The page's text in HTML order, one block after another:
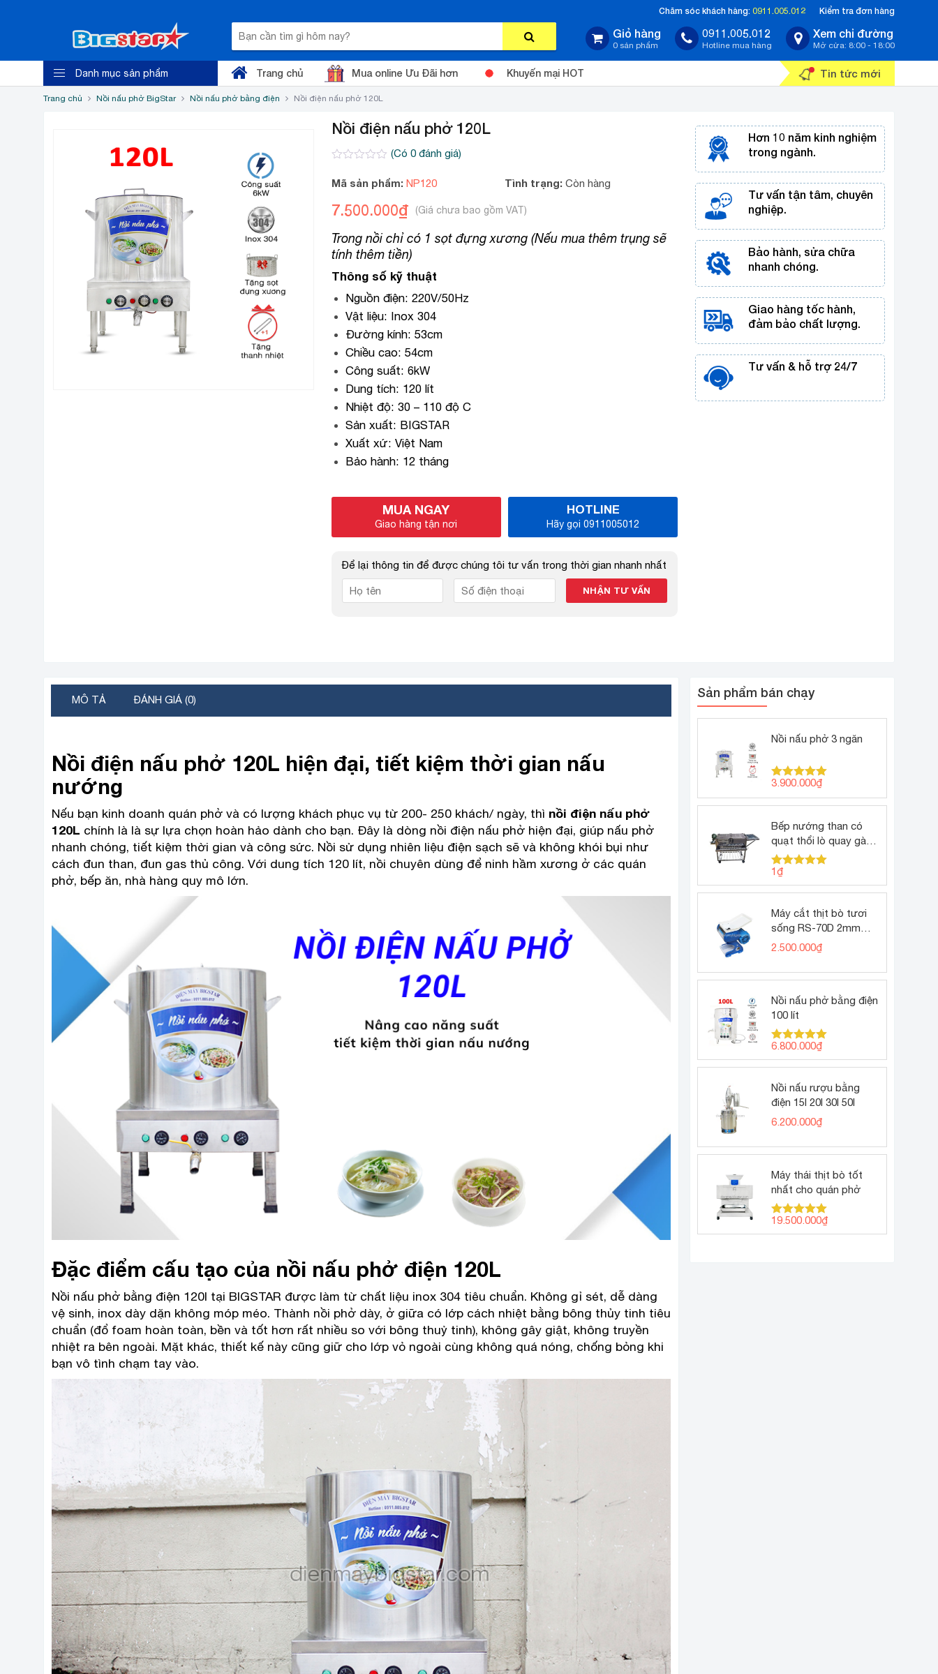
Chăm sóc khách hàng: 0911.005.012 Kiểm tra đơn hàng
Giỏ hàng
0 sản phẩm
0911.005.012
Hotline mua hàng
Xem chỉ đường
Mở cửa: 8:00 - 18:00
Danh mục sản phẩm Trang chủ Mua online Ưu Đãi hơn Khuyến mại HOT Tin tức mới
Trang chủ Nồi nấu phở BigStar Nồi nấu phở bằng điện Nồi điện nấu phở 120L
Nồi điện nấu phở 120L
trên
5
trên
giá
(Có 0đánh giá)
Mã sản phẩm: NP120 Tình trạng: Còn hàng
7.500.000₫
Trong nồi chỉ có 1 sọt đựng xương (Nếu mua thêm trụng sẽ
tính thêm tiền)
Thông số kỹ thuật
Nguồn điện: 220V/50Hz
Vật liệu: Inox 304
Đường kính: 53cm
Chiều cao: 54cm
Công suất: 6kW
Dung tích: 120 lít
Nhiệt độ: 30 – 110 độ C
Sản xuất: BIGSTAR
Xuất xứ: Việt Nam
Bảo hành: 12 tháng
MUA NGAY
Giao hàng tận nơi
HOTLINE
Hãy gọi 0911005012
Để lại thông tin để được chúng tôi tư vấn trong thời gian nhanh nhất
Hơn 10 năm kinh nghiệm
trong ngành.
Tư vấn tận tâm, chuyên
nghiệp.
Bảo hành, sửa chữa
nhanh chóng.
Giao hàng tốc hành,
đảm bảo chất lượng.
Tư vấn & hỗ trợ 24/7
MÔ TẢ ĐÁNH GIÁ (0)
Nồi điện nấu phở 120L hiện đại, tiết kiệm thời gian nấu
nướng
Nếu bạn kinh doanh quán phở và có lượng khách phục vụ từ 200- 250 khách/ ngày, thì nồi điện nấu phở
120L chính là là sự lựa chọn hoàn hảo dành cho bạn. Đây là dòng nồi điện nấu phở hiện đại, giúp nấu phở
nhanh chóng, tiết kiệm thời gian và công sức. Nồi sử dụng nhiên liệu điện sạch sẽ và không khói bụi như
cách đun than, đun gas thủ công. Với dung tích 120 lít, nồi chuyên dùng để ninh hầm xương ở các quán
phở, bếp ăn, nhà hàng quy mô lớn.
Đặc điểm cấu tạo của nồi nấu phở điện 120L
Nồi nấu phở bằng điện 120l tại BIGSTAR được làm từ chất liệu inox 304 tiêu chuẩn. Không gỉ sét, dễ dàng
vệ sinh, inox dày dặn không móp méo. Thành nồi phở dày, ở giữa có lớp cách nhiệt bằng bông thủy tinh tiêu
chuẩn (đổ foam hoàn toàn, bền và tốt hơn rất nhiều so với bông thuỷ tinh), không gây giật, không truyền
nhiệt ra bên ngoài. Mặt khác, thiết kế này cũng giữ cho lớp vỏ ngoài cùng không quá nóng, chống bỏng khi
bạn vô tình chạm tay vào.
Sản phẩm bán chạy
Nồi nấu phở 3 ngăn
Được xếp
hạng5.00
5 sao
3.900.000₫
Bếp nướng than có
quạt thổi lò quay gà
vịt
Được xếp
hạng5.00
5 sao
1₫
Máy cắt thịt bò tươi
sống RS-70D 2mm
(thịt bò tái phở)
2.500.000₫
Nồi nấu phở bằng điện
100 lít
Được xếp
hạng5.00
5 sao
6.800.000₫
Nồi nấu rượu bằng
điện 15l 20l 30l 50l
6.200.000₫
Máy thái thịt bò tốt
nhất cho quán phở
Được xếp
hạng5.00
19.500.000₫